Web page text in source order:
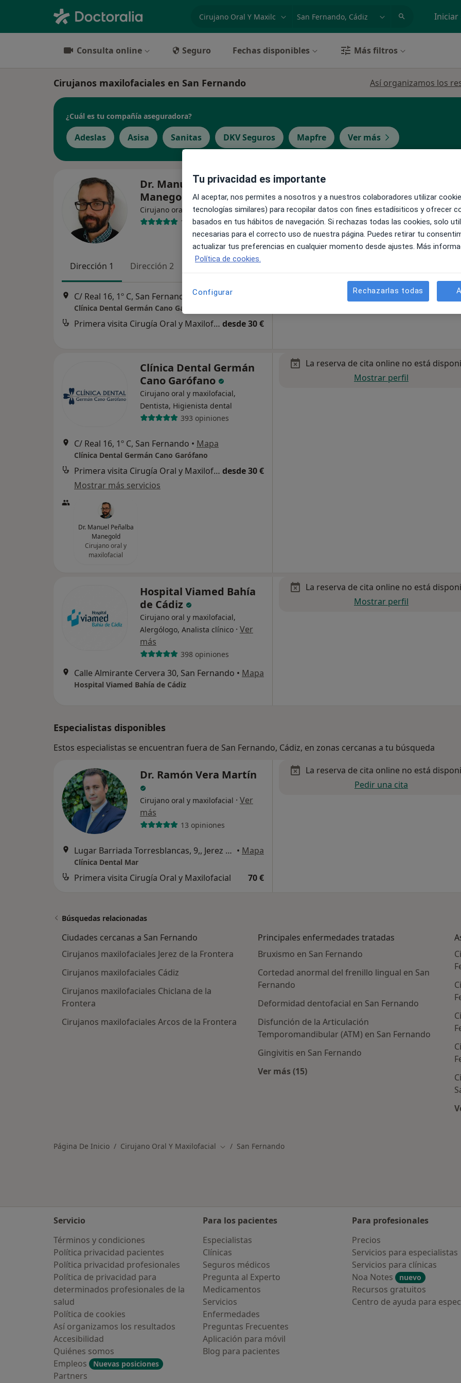
Iniciar
Consulta online Seguro Fechas disponibles Más filtros
Cirujanos maxilofaciales en San Fernando Así organizamos los
¿Cuál es tu compañía aseguradora?
Adeslas Asisa Sanitas DKV Seguros Mapfre Ver más
Dr. Manuel Peñalba
Manegold
Cirujano oral y maxilofacial
128 opiniones
Dirección 1 Dirección 2
C/ Real 16, 1º C, San Fernando •Mapa
Clínica Dental Germán Cano Garófano
Primera visita Cirugía Oral y Maxilofacial desde 30 €
La reserva de cita online no está
Pedir una cita
Clínica Dental Germán
Cano Garófano
Cirujano oral y maxilofacial,
Dentista, Higienista dental
393 opiniones
C/ Real 16, 1º C, San Fernando • Mapa
Clínica Dental Germán Cano Garófano
Primera visita Cirugía Oral y Maxilofacial desde 30 €
Mostrar más servicios
Dr. Manuel Peñalba
Manegold
Cirujano oral y
maxilofacial
La reserva de cita online no está
Mostrar perfil
Hospital Viamed Bahía
de Cádiz
Cirujano oral y maxilofacial,
Alergólogo, Analista clínico · Ver
más
398 opiniones
Calle Almirante Cervera 30, San Fernando • Mapa
Hospital Viamed Bahía de Cádiz
La reserva de cita online no está
Mostrar perfil
Especialistas disponibles
Estos especialistas se encuentran fuera de San Fernando, Cádiz, en zonas cercanas a tu búsqueda
Dr. Ramón Vera Martín
Cirujano oral y maxilofacial · Ver
más
13 opiniones
Lugar Barriada Torresblancas, 9,, Jerez de la Frontera • Mapa
Clínica Dental Mar
Primera visita Cirugía Oral y Maxilofacial 70 €
La reserva de cita online no está
Pedir una cita
Búsquedas relacionadas
Ciudades cercanas a San Fernando
Cirujanos maxilofaciales Jerez de la Frontera
Cirujanos maxilofaciales Cádiz
Cirujanos maxilofaciales Chiclana de la
Frontera
Cirujanos maxilofaciales Arcos de la Frontera
Principales enfermedades tratadas
Bruxismo en San Fernando
Cortedad anormal del frenillo lingual en San
Fernando
Deformidad dentofacial en San Fernando
Disfunción de la Articulación
Temporomandibular (ATM) en San Fernando
Gingivitis en San Fernando
Ver más (15)
Más en esta categoría: Principales
Página De Inicio Cirujano Oral Y Maxilofacial Cambiar de ciudad
San Fernando
Servicio
Términos y condiciones
Política privacidad pacientes
Política privacidad profesionales
Política de privacidad para
determinados profesionales de la
salud
Política de cookies
Así organizamos los resultados
Accesibilidad
Quiénes somos
Empleos
Nuevas posiciones
Partners
Para los pacientes
Especialistas
Clínicas
Seguros médicos
Pregunta al Experto
Medicamentos
Servicios
Enfermedades
Preguntas Frecuentes
Aplicación para móvil
Blog para pacientes
Para profesionales
Precios
Servicios para especialistas
Servicios para clínicas
Noa Notes
nuevo
Recursos gratuitos
Centro de ayuda para
Tu privacidad es importante
Al aceptar, nos permites a nosotros y a nuestros colaboradores utilizar
tecnologías similares) para recopilar datos con fines estadísiticos y ofrecer
basados en tus hábitos de navegación. Si rechazas todas las cookies, solo
necesarias para el correcto uso de nuestra página. Puedes retirar tu
actualizar tus preferencias en cualquier momento desde ajustes. Más
Política de cookies.
Configurar Rechazarlas todas